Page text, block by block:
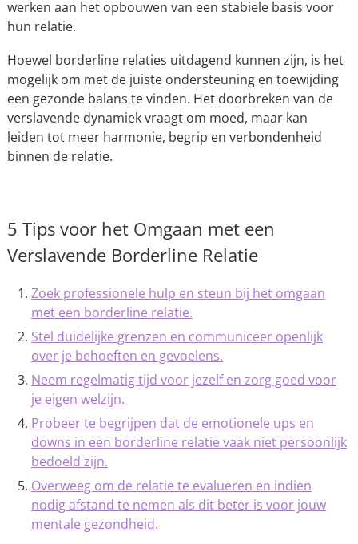
werken aan het opbouwen van een stabiele basis voor
hun relatie.
Hoewel borderline relaties uitdagend kunnen zijn, is het
mogelijk om met de juiste ondersteuning en toewijding
een gezonde balans te vinden. Het doorbreken van de
verslavende dynamiek vraagt om moed, maar kan
leiden tot meer harmonie, begrip en verbondenheid
binnen de relatie.
5 Tips voor het Omgaan met een
Verslavende Borderline Relatie
Zoek professionele hulp en steun bij het omgaan
met een borderline relatie.
Stel duidelijke grenzen en communiceer openlijk
over je behoeften en gevoelens.
Neem regelmatig tijd voor jezelf en zorg goed voor
je eigen welzijn.
Probeer te begrijpen dat de emotionele ups en
downs in een borderline relatie vaak niet persoonlijk
bedoeld zijn.
Overweeg om de relatie te evalueren en indien
nodig afstand te nemen als dit beter is voor jouw
mentale gezondheid.